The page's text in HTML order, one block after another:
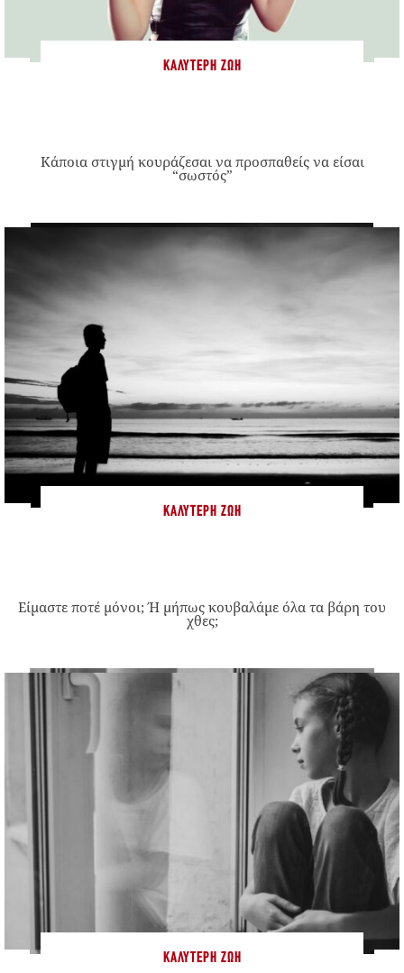
ΚΑΛΎΤΕΡΗ ΖΩΉ
Κάποια στιγμή κουράζεσαι να προσπαθείς να είσαι
“σωστός”
ΚΑΛΎΤΕΡΗ ΖΩΉ
Είμαστε ποτέ μόνοι; Ή μήπως κουβαλάμε όλα τα βάρη του
χθες;
ΚΑΛΎΤΕΡΗ ΖΩΉ